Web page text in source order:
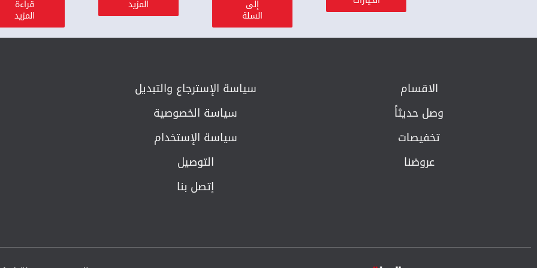
إلى
السلة
المزيد قراءة
المزيد
الاقسام
وصل حديثاً
تخفيصات
عروضنا
سياسة الإسترجاع والتبديل​
سياسة الخصوصية
سياسة الإستخدام
التوصيل
إتصل بنا